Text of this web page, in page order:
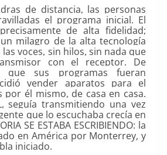
de distancia, las personas
el programa inicial. El
de alta fidelidad;
milagro de la alta tecnología
voces, sin hilos, sin nada que
con el receptor. De
que sus programas fueran
vender aparatos para el
por él mismo, de casa en casa.
seguía transmitiendo una vez
que lo escuchaba crecía en
SE ESTABA ESCRIBIENDO: la
en América por Monterrey, y
iniciado.